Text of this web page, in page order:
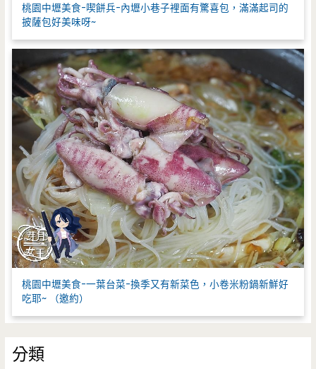
桃園中壢美食-喫餅兵-內壢小巷子裡面有驚喜包，滿滿起司的
披薩包好美味呀~
桃園中壢美食-一葉台菜-換季又有新菜色，小卷米粉鍋新鮮好
吃耶~ （邀約）
分類